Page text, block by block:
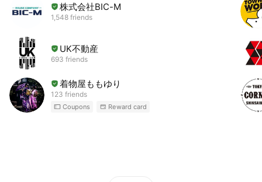
株式会社BIC-M
1,548 friends
UK不動産
693 friends
着物屋ももゆり
123 friends
Coupons Reward card